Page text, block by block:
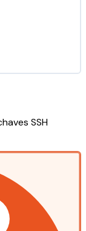
SSH